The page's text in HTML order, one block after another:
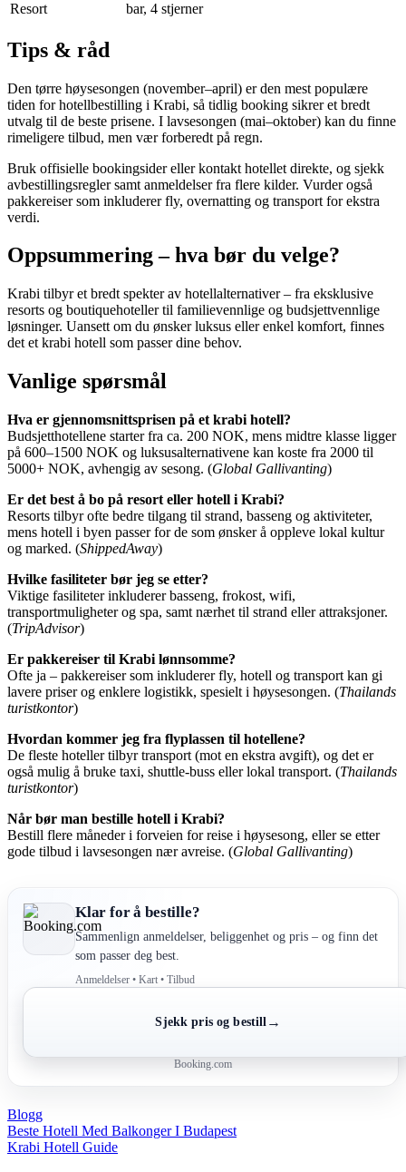
Resort bar, 4 stjerner
Tips & råd
Den tørre høysesongen (november–april) er den mest populære
tiden for hotellbestilling i Krabi, så tidlig booking sikrer et bredt
utvalg til de beste prisene. I lavsesongen (mai–oktober) kan du finne
rimeligere tilbud, men vær forberedt på regn.
Bruk offisielle bookingsider eller kontakt hotellet direkte, og sjekk
avbestillingsregler samt anmeldelser fra flere kilder. Vurder også
pakkereiser som inkluderer fly, overnatting og transport for ekstra
verdi.
Oppsummering – hva bør du velge?
Krabi tilbyr et bredt spekter av hotellalternativer – fra eksklusive
resorts og boutiquehoteller til familievennlige og budsjettvennlige
løsninger. Uansett om du ønsker luksus eller enkel komfort, finnes
det et krabi hotell som passer dine behov.
Vanlige spørsmål
Hva er gjennomsnittsprisen på et krabi hotell?
Budsjetthotellene starter fra ca. 200 NOK, mens midtre klasse ligger
på 600–1500 NOK og luksusalternativene kan koste fra 2000 til
5000+ NOK, avhengig av sesong. (Global Gallivanting)
Er det best å bo på resort eller hotell i Krabi?
Resorts tilbyr ofte bedre tilgang til strand, basseng og aktiviteter,
mens hotell i byen passer for de som ønsker å oppleve lokal kultur
og marked. (ShippedAway)
Hvilke fasiliteter bør jeg se etter?
Viktige fasiliteter inkluderer basseng, frokost, wifi,
transportmuligheter og spa, samt nærhet til strand eller attraksjoner.
(TripAdvisor)
Er pakkereiser til Krabi lønnsomme?
Ofte ja – pakkereiser som inkluderer fly, hotell og transport kan gi
lavere priser og enklere logistikk, spesielt i høysesongen. (Thailands
turistkontor)
Hvordan kommer jeg fra flyplassen til hotellene?
De fleste hoteller tilbyr transport (mot en ekstra avgift), og det er
også mulig å bruke taxi, shuttle-buss eller lokal transport. (Thailands
turistkontor)
Når bør man bestille hotell i Krabi?
Bestill flere måneder i forveien for reise i høysesong, eller se etter
gode tilbud i lavsesongen nær avreise. (Global Gallivanting)
Klar for å bestille?
Sammenlign anmeldelser, beliggenhet og pris – og finn det
som passer deg best.
Anmeldelser • Kart • Tilbud
Sjekk pris og bestill →
Booking.com
Blogg
Post
navigation
Beste Hotell Med Balkonger I Budapest
Krabi Hotell Guide